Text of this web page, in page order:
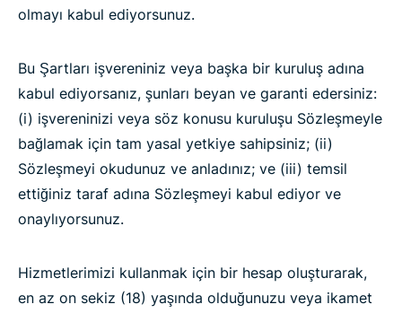
olmayı kabul ediyorsunuz.
Bu Şartları işvereniniz veya başka bir kuruluş adına
kabul ediyorsanız, şunları beyan ve garanti edersiniz:
(i) işvereninizi veya söz konusu kuruluşu Sözleşmeyle
bağlamak için tam yasal yetkiye sahipsiniz; (ii)
Sözleşmeyi okudunuz ve anladınız; ve (iii) temsil
ettiğiniz taraf adına Sözleşmeyi kabul ediyor ve
onaylıyorsunuz.
Hizmetlerimizi kullanmak için bir hesap oluşturarak,
en az on sekiz (18) yaşında olduğunuzu veya ikamet